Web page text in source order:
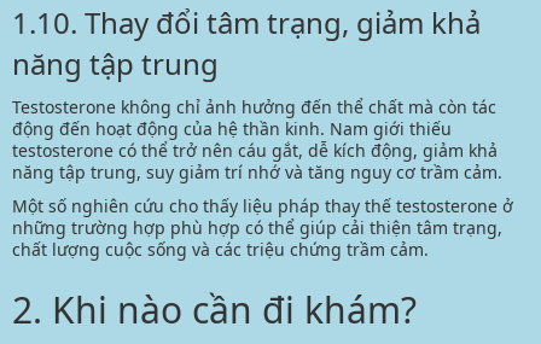
1.10. Thay đổi tâm trạng, giảm khả
năng tập trung
Testosterone không chỉ ảnh hưởng đến thể chất mà còn tác
động đến hoạt động của hệ thần kinh. Nam giới thiếu
testosterone có thể trở nên cáu gắt, dễ kích động, giảm khả
năng tập trung, suy giảm trí nhớ và tăng nguy cơ trầm cảm.
Một số nghiên cứu cho thấy liệu pháp thay thế testosterone ở
những trường hợp phù hợp có thể giúp cải thiện tâm trạng,
chất lượng cuộc sống và các triệu chứng trầm cảm.
2. Khi nào cần đi khám?